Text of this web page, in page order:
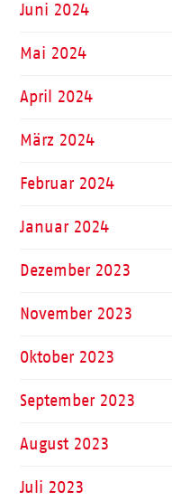
Juni 2024
Mai 2024
April 2024
März 2024
Februar 2024
Januar 2024
Dezember 2023
November 2023
Oktober 2023
September 2023
August 2023
Juli 2023